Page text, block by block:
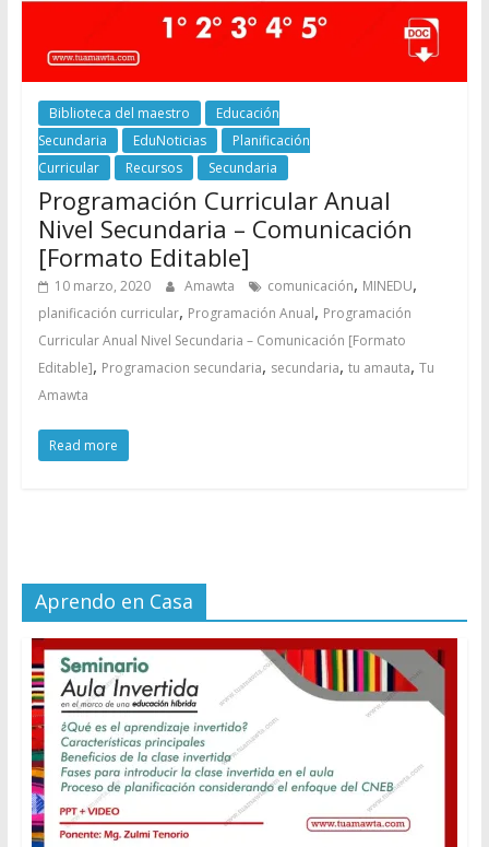
Biblioteca del maestro
Educación
Secundaria
EduNoticias
Planificación
Curricular
Recursos Secundaria
Programación Curricular Anual
Nivel Secundaria – Comunicación
[Formato Editable]
10 marzo, 2020 Amawta comunicación, MINEDU,
planificación curricular, Programación Anual, Programación
Curricular Anual Nivel Secundaria – Comunicación [Formato
Editable], Programacion secundaria, secundaria, tu amauta, Tu
Amawta
Read more
Aprendo en Casa